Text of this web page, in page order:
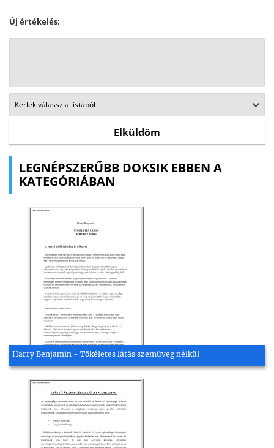
Új értékelés:
LEGNÉPSZERŰBB DOKSIK EBBEN A
KATEGÓRIÁBAN
Harry Benjamin - Tökéletes látás szemüveg nélkül